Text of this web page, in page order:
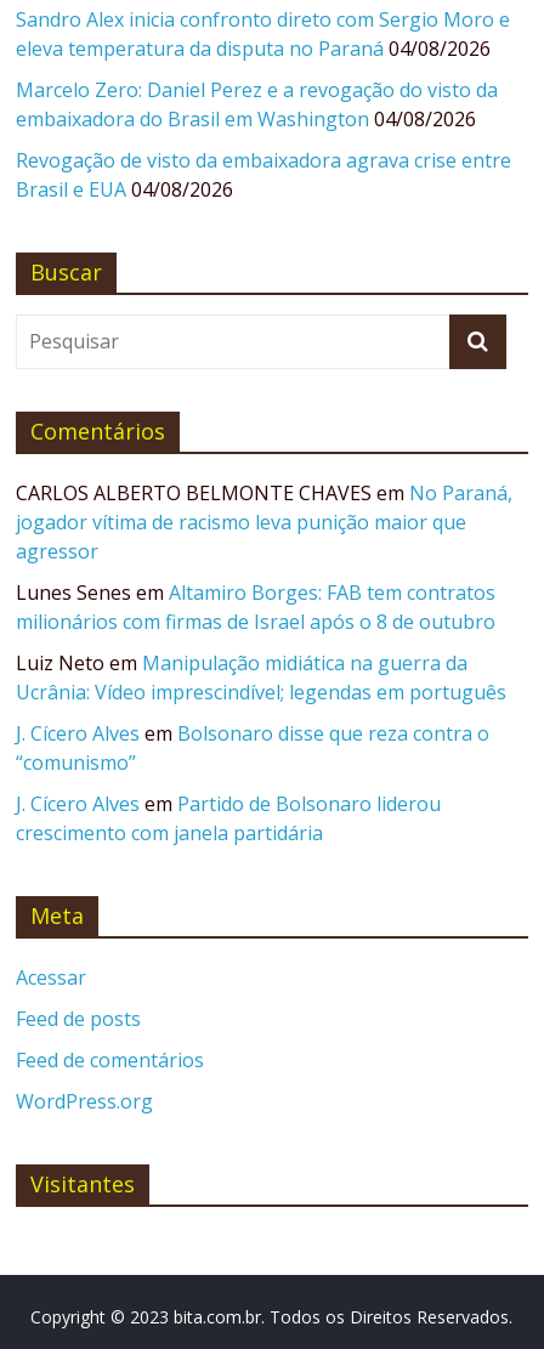
Sandro Alex inicia confronto direto com Sergio Moro e
eleva temperatura da disputa no Paraná 04/08/2026
Marcelo Zero: Daniel Perez e a revogação do visto da
embaixadora do Brasil em Washington 04/08/2026
Revogação de visto da embaixadora agrava crise entre
Brasil e EUA 04/08/2026
Buscar
Comentários
CARLOS ALBERTO BELMONTE CHAVES em No Paraná,
jogador vítima de racismo leva punição maior que
agressor
Lunes Senes emAltamiro Borges: FAB tem contratos
milionários com firmas de Israel após o 8 de outubro
Luiz Neto em Manipulação midiática na guerra da
Ucrânia: Vídeo imprescindível; legendas em português
J. Cícero Alves em Bolsonaro disse que reza contra o
“comunismo”
J. Cícero Alves em Partido de Bolsonaro liderou
crescimento com janela partidária
Meta
Acessar
Feed de posts
Feed de comentários
WordPress.org
Visitantes
Copyright © 2023 bita.com.br. Todos os Direitos Reservados.